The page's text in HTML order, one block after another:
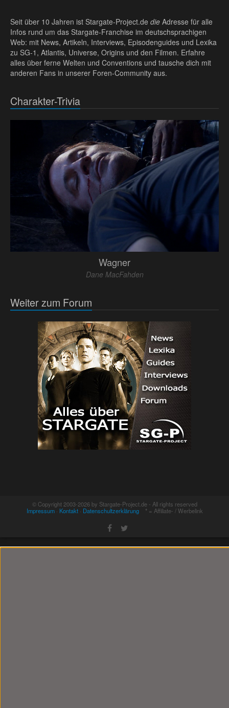
Seit über 10 Jahren ist Stargate-Project.de die Adresse für alle
Infos rund um das Stargate-Franchise im deutschsprachigen
Web: mit News, Artikeln, Interviews, Episodenguides und Lexika
zu SG-1, Atlantis, Universe, Origins und den Filmen. Erfahre
alles über ferne Welten und Conventions und tausche dich mit
anderen Fans in unserer Foren-Community aus.
Charakter-Trivia
Wagner
Dane MacFahden
Weiter zum Forum
© Copyright 2003-2026 by Stargate-Project.de - All rights reserved
Impressum· Kontakt· Datenschultzerklärung* = Affiliate- / Werbelink